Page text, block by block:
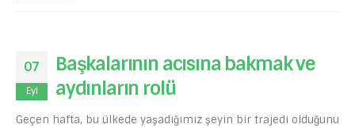
07
Eyl
Başkalarının acısına bakmak ve
aydınların rolü
Geçen hafta, bu ülkede yaşadığımız şeyin bir trajedi olduğunu